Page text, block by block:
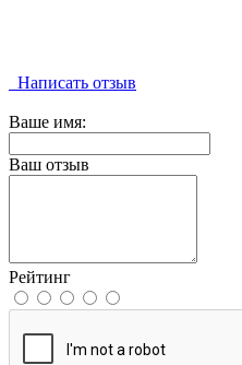
Написать отзыв
Ваше имя:
Ваш отзыв
Рейтинг